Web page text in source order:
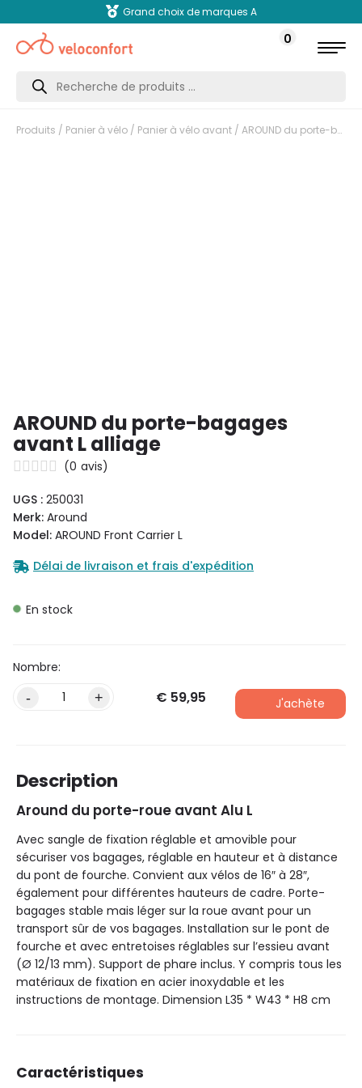
Grand choix de marques A
0
Recherche
produits
Produits / Panier à vélo / Panier à vélo avant / AROUND du porte-bagages avant L alliage
AROUND du porte-bagages
avant L alliage
(0 avis)
UGS : 250031
Merk: Around
Model: AROUND Front Carrier L
Délai de livraison et frais d'expédition
En stock
- + € 59,95 J'achète
Description
Around du porte-roue avant Alu L
Avec sangle de fixation réglable et amovible pour
sécuriser vos bagages, réglable en hauteur et à distance
du pont de fourche. Convient aux vélos de 16″ à 28″,
également pour différentes hauteurs de cadre. Porte-
bagages stable mais léger sur la roue avant pour un
transport sûr de vos bagages. Installation sur le pont de
fourche et avec entretoises réglables sur l’essieu avant
(Ø 12/13 mm). Support de phare inclus. Y compris tous les
matériaux de fixation en acier inoxydable et les
instructions de montage. Dimension L35 * W43 * H8 cm
Caractéristiques